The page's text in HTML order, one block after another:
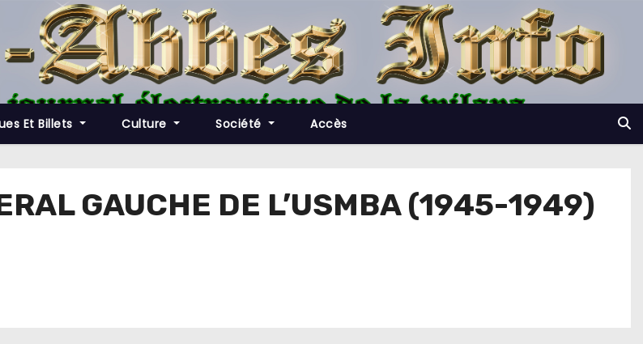
Et Billets Culture Société Accès
GAUCHE DE L’USMBA (1945-1949)